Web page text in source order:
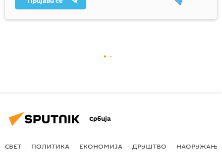
Србија
СВЕТ ПОЛИТИКА ЕКОНОМИЈА ДРУШТВО НАОРУЖАЊЕ